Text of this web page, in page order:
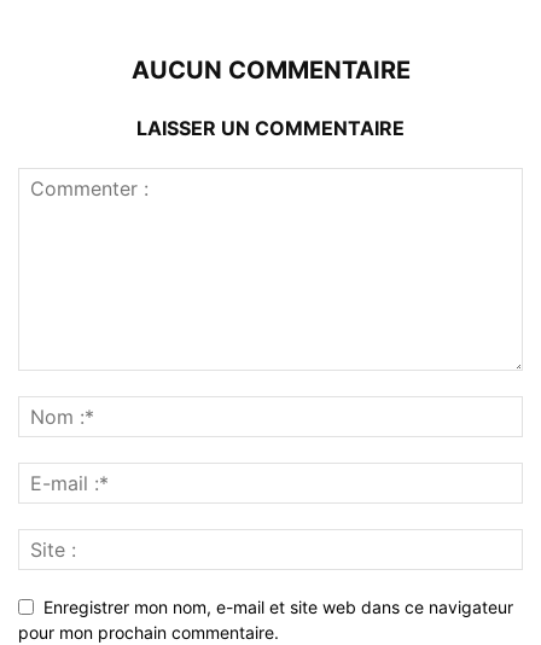
AUCUN COMMENTAIRE
LAISSER UN COMMENTAIRE
Enregistrer mon nom, e-mail et site web dans ce navigateur
pour mon prochain commentaire.